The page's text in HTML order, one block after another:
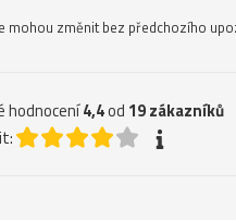
mohou změnit bez předchozího
hodnocení4,4od 19zákazníků